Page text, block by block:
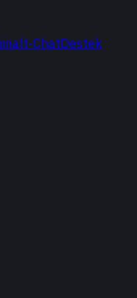
t-ChatDestek